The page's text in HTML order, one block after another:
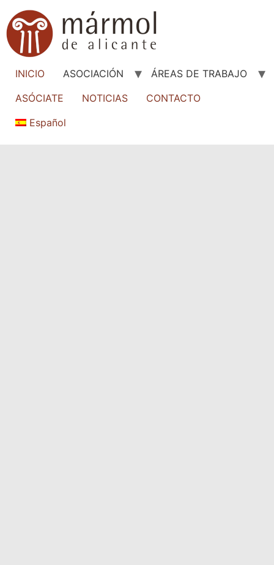
INICIO ASOCIACIÓN
ÁREAS DE TRABAJO
ASÓCIATE
NOTICIAS
CONTACTO
Español